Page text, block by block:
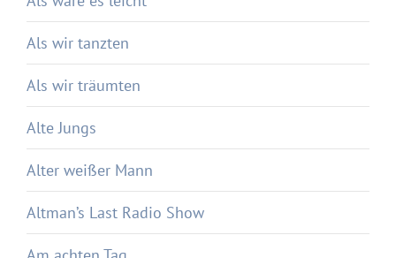
Als wir tanzten
Als wir träumten
Alte Jungs
Alter weißer Mann
Altman’s Last Radio Show